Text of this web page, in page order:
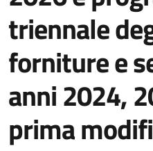
triennale
forniture e
anni 2024,
prima